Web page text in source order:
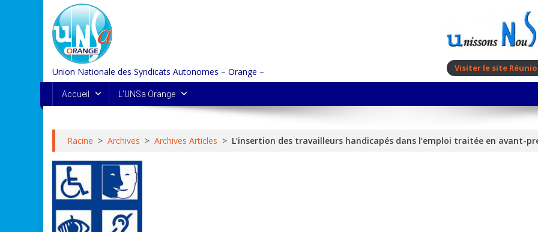
content
Union Nationale des Syndicats Autonomes – Orange – Visiter le site
Accueil L’UNSa Orange
Racine > Archives > Archives Articles > L’insertion des travailleurs handicapés dans l’emploi traitée en avant-